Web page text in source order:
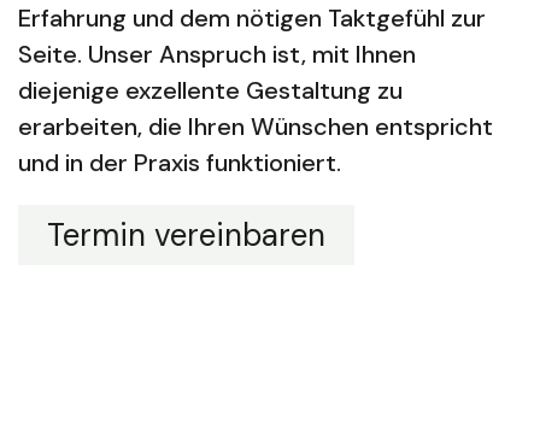
Erfahrung und dem nötigen Taktgefühl zur
Seite. Unser Anspruch ist, mit Ihnen
diejenige exzellente Gestaltung zu
erarbeiten, die Ihren Wünschen entspricht
und in der Praxis funktioniert.
Termin vereinbaren